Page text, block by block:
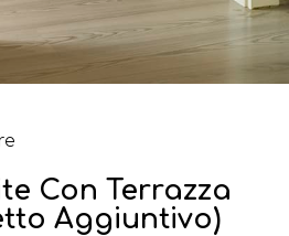
Con Terrazza
Aggiuntivo)